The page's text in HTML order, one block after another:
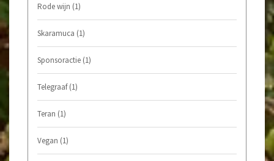
Rode wijn (1)
Skaramuca (1)
Sponsoractie (1)
Telegraaf(1)
Teran (1)
Vegan (1)